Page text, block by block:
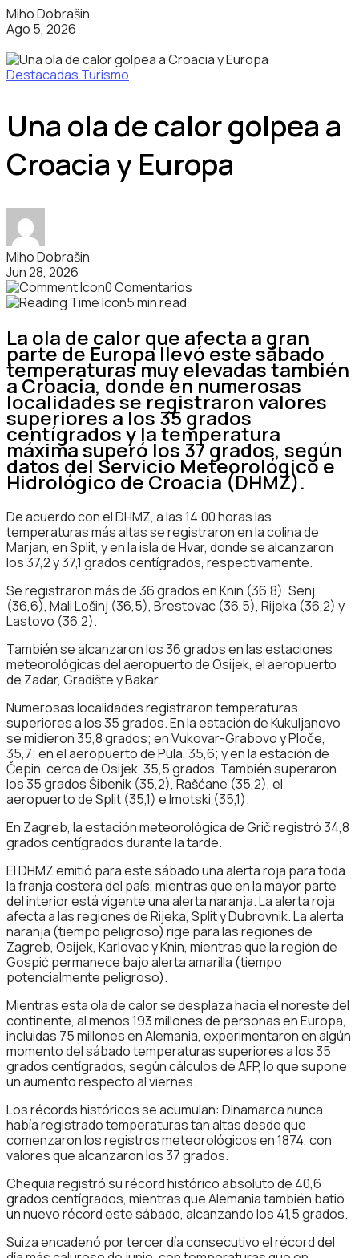
Miho Dobrašin
Ago 5, 2026
Destacadas Turismo
Una ola de calor golpea a
Croacia y Europa
Miho Dobrašin
Jun 28, 2026
0 Comentarios
5 min read
La ola de calor que afecta a gran
parte de Europa llevó este sábado
temperaturas muy elevadas también
a Croacia, donde en numerosas
localidades se registraron valores
superiores a los 35 grados
centígrados y la temperatura
máxima superó los 37 grados, según
datos del Servicio Meteorológico e
Hidrológico de Croacia (DHMZ).
De acuerdo con el DHMZ, a las 14.00 horas las
temperaturas más altas se registraron en la colina de
Marjan, en Split, y en la isla de Hvar, donde se alcanzaron
los 37,2 y 37,1 grados centígrados, respectivamente.
Se registraron más de 36 grados en Knin (36,8), Senj
(36,6), Mali Lošinj (36,5), Brestovac (36,5), Rijeka (36,2) y
Lastovo (36,2).
También se alcanzaron los 36 grados en las estaciones
meteorológicas del aeropuerto de Osijek, el aeropuerto
de Zadar, Gradište y Bakar.
Numerosas localidades registraron temperaturas
superiores a los 35 grados. En la estación de Kukuljanovo
se midieron 35,8 grados; en Vukovar-Grabovo y Ploče,
35,7; en el aeropuerto de Pula, 35,6; y en la estación de
Čepin, cerca de Osijek, 35,5 grados. También superaron
los 35 grados Šibenik (35,2), Rašćane (35,2), el
aeropuerto de Split (35,1) e Imotski (35,1).
En Zagreb, la estación meteorológica de Grič registró 34,8
grados centígrados durante la tarde.
El DHMZ emitió para este sábado una alerta roja para toda
la franja costera del país, mientras que en la mayor parte
del interior está vigente una alerta naranja. La alerta roja
afecta a las regiones de Rijeka, Split y Dubrovnik. La alerta
naranja (tiempo peligroso) rige para las regiones de
Zagreb, Osijek, Karlovac y Knin, mientras que la región de
Gospić permanece bajo alerta amarilla (tiempo
potencialmente peligroso).
Mientras esta ola de calor se desplaza hacia el noreste del
continente, al menos 193 millones de personas en Europa,
incluidas 75 millones en Alemania, experimentaron en algún
momento del sábado temperaturas superiores a los 35
grados centígrados, según cálculos de AFP, lo que supone
un aumento respecto al viernes.
Los récords históricos se acumulan: Dinamarca nunca
había registrado temperaturas tan altas desde que
comenzaron los registros meteorológicos en 1874, con
valores que alcanzaron los 37 grados.
Chequia registró su récord histórico absoluto de 40,6
grados centígrados, mientras que Alemania también batió
un nuevo récord este sábado, alcanzando los 41,5 grados.
Suiza encadenó por tercer día consecutivo el récord del